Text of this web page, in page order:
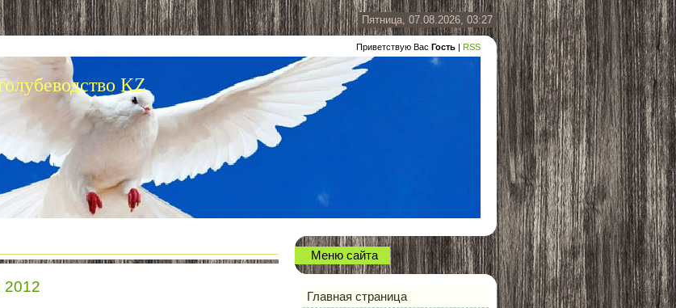
Пятница, 07.08.2026, 03:27
Приветствую Вас Гость | RSS
KZ
2012
Меню сайта
Главная страница